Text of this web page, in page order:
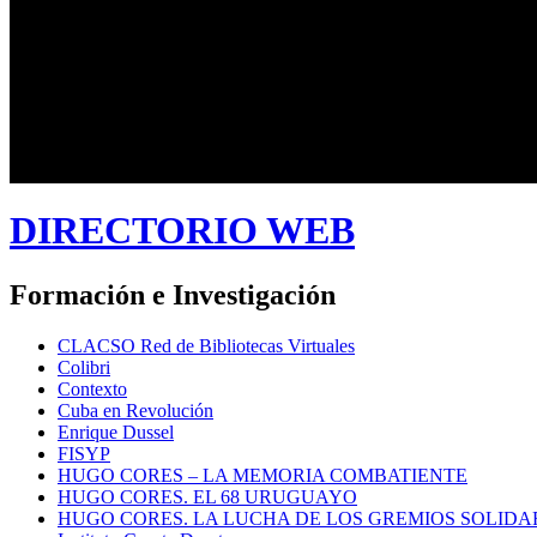
DIRECTORIO WEB
Formación e Investigación
CLACSO Red de Bibliotecas Virtuales
Colibri
Contexto
Cuba en Revolución
Enrique Dussel
FISYP
HUGO CORES – LA MEMORIA COMBATIENTE
HUGO CORES. EL 68 URUGUAYO
HUGO CORES. LA LUCHA DE LOS GREMIOS